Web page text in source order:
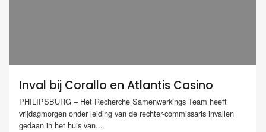
Inval bij Corallo en Atlantis Casino
PHILIPSBURG – Het Recherche Samenwerkings Team heeft
vrijdagmorgen onder leiding van de rechter-commissaris invallen
gedaan in het huis van...